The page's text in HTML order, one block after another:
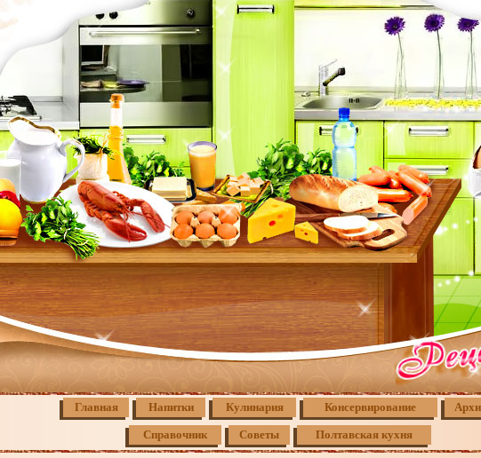
Главная Напитки Кулинария Консервирование
Справочник Советы Полтавская кухня